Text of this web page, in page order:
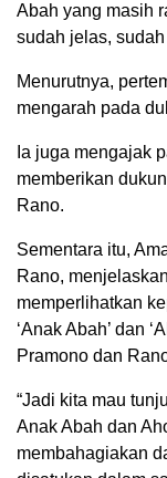
Abah yang masih
sudah jelas,
Menurutnya,
mengarah pada
Ia juga mengajak
memberikan
Rano.
Sementara itu,
Rano,
memperlihatkan
‘Anak Abah’ dan
Pramono dan
“Jadi kita mau
Anak Abah dan
membahagiakan